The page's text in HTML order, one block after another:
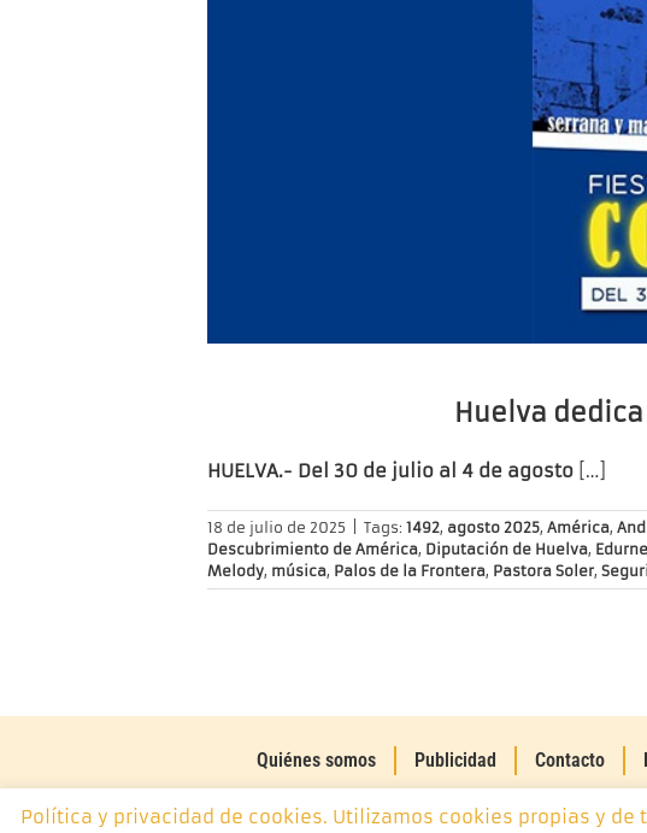
Huelva
HUELVA.- Del 30 de julio al 4 de agosto […]
18 de julio de 2025 Tags: 1492, agosto 2025, América,
Descubrimiento de América, Diputación de Huelva, Edurne
Melody, música, Palos de la Frontera, Pastora Soler,
Quiénes somos Publicidad Contacto
Política y privacidad de cookies. Utilizamos cookies propias y